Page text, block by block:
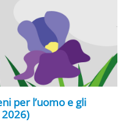
per l’uomo e gli
2026)